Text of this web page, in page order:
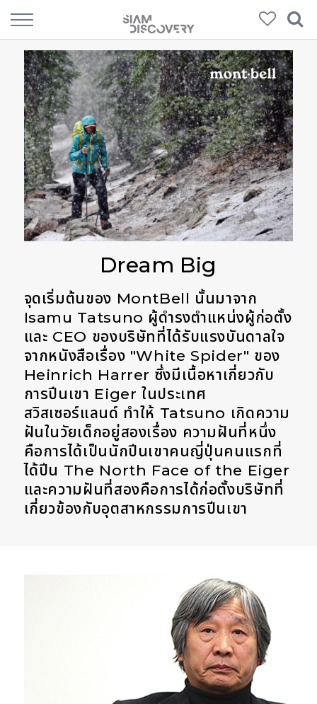
Dream Big
จุดเริ่มต้นของ MontBell นั้นมาจาก
Isamu Tatsuno ผู้ดำรงตำแหน่งผู้ก่อตั้ง
และ CEO ของบริษัทที่ได้รับแรงบันดาลใจ
จากหนังสือเรื่อง "White Spider" ของ
Heinrich Harrer ซึ่งมีเนื้อหาเกี่ยวกับ
การปีนเขา Eiger ในประเทศ
สวิสเซอร์แลนด์ ทำให้ Tatsuno เกิดความ
ฝันในวัยเด็กอยู่สองเรื่อง ความฝันที่หนึ่ง
คือการได้เป็นนักปีนเขาคนญี่ปุ่นคนแรกที่
ได้ปีน The North Face of the Eiger
และความฝันที่สองคือการได้ก่อตั้งบริษัทที่
เกี่ยวข้องกับอุตสาหกรรมการปีนเขา